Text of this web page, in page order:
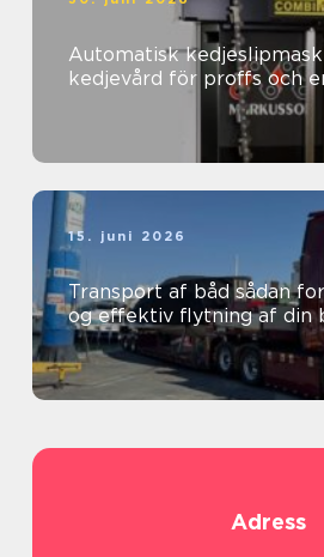
Automatisk kedjeslipmaskin
kedjevård för proffs och
15. juni 2026
Transport af båd sådan foregår en sikker
og effektiv flytning af din
Adress